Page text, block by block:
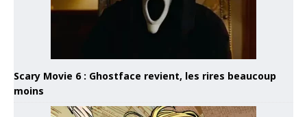
Scary Movie 6 : Ghostface revient, les rires beaucoup
moins